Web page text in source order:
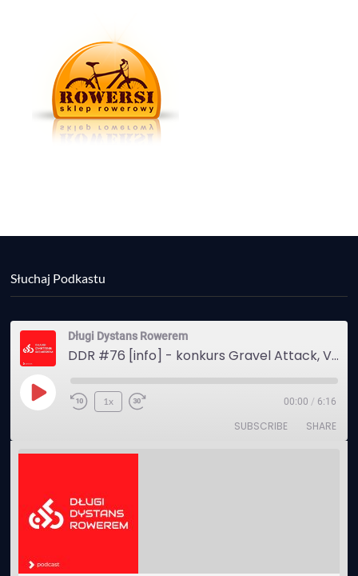
Słuchaj Podkastu
Długi Dystans Rowerem
DDR #76 [info] - konkurs Gravel Attack, Varmia Gravel, Bike Expo, Inspire India Ultra Race
Play
1x 00:00 / 6:16
SUBSCRIBE SHARE